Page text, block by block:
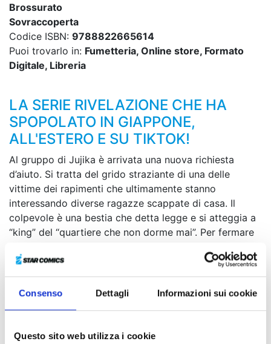
Consenso Dettagli Informazioni sui cookie
Questo sito web utilizza i cookie
Brossurato
Sovraccoperta
Codice ISBN: 9788822665614
Puoi trovarlo in: Fumetteria, Online store, Formato
Digitale, Libreria
LA SERIE RIVELAZIONE CHE HA
SPOPOLATO IN GIAPPONE,
ALL'ESTERO E SU TIKTOK!
Al gruppo di Jujika è arrivata una nuova richiesta
d’aiuto. Si tratta del grido straziante di una delle
vittime dei rapimenti che ultimamente stanno
interessando diverse ragazze scappate di casa. Il
colpevole è una bestia che detta legge e si atteggia a
“king” del “quartiere che non dorme mai”. Per fermare
compagni elaborano un piano. In seguito, il cellulare di
Ando, che Shun aveva preso sull’Isola della
Rivoluzione, inizia a squillare. Dall’altro capo del